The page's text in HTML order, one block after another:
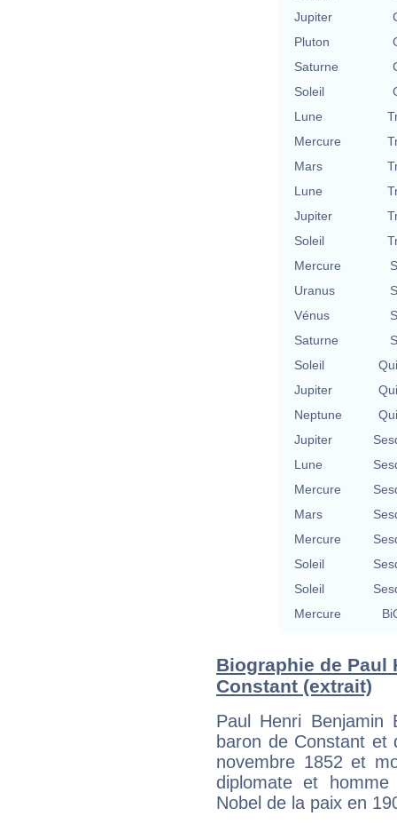
Jupiter
Pluton
Saturne
Soleil
Lune
Mercure
Mars
Lune
Jupiter
Soleil
Mercure
Uranus
Vénus
Saturne
Soleil
Jupiter
Neptune
Jupiter
Lune
Mercure
Mars
Mercure
Soleil
Soleil
Mercure
Biographie de Paul
Constant (extrait)
Paul Henri Benjamin
baron de Constant et
novembre 1852 et
diplomate et
Nobel de la paix en